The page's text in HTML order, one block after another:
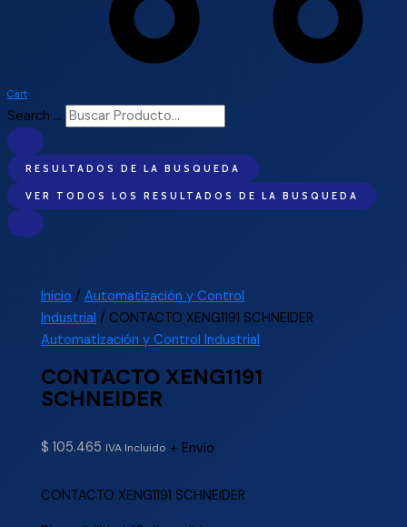
Cart
Search ...
RESULTADOS DE LA BUSQUEDA
VER TODOS LOS RESULTADOS DE LA BUSQUEDA
Inicio /Automatización y Control
Industrial / CONTACTO XENG1191 SCHNEIDER
Automatización y Control Industrial
CONTACTO XENG1191
SCHNEIDER
$ 105.465 IVA Incluido + Envío
CONTACTO XENG1191 SCHNEIDER